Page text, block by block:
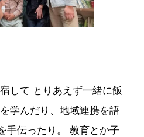
して とりあえず一緒に飯
学んだり、地域連携を語
手伝ったり。 教育とか子